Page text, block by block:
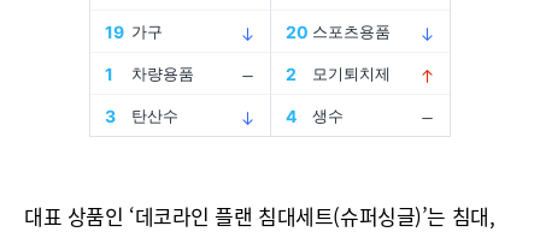
대표 상품인 ‘데코라인 플랜 침대세트(슈퍼싱글)’는 침대,